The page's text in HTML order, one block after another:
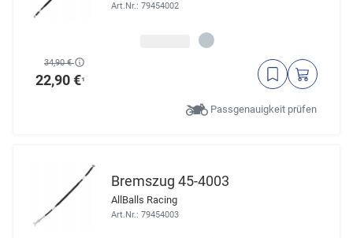
Art.Nr.: 79454002
34,90 €
22,90 €¹
Passgenauigkeit prüfen
Bremszug 45-4003
AllBalls Racing
Art.Nr.: 79454003